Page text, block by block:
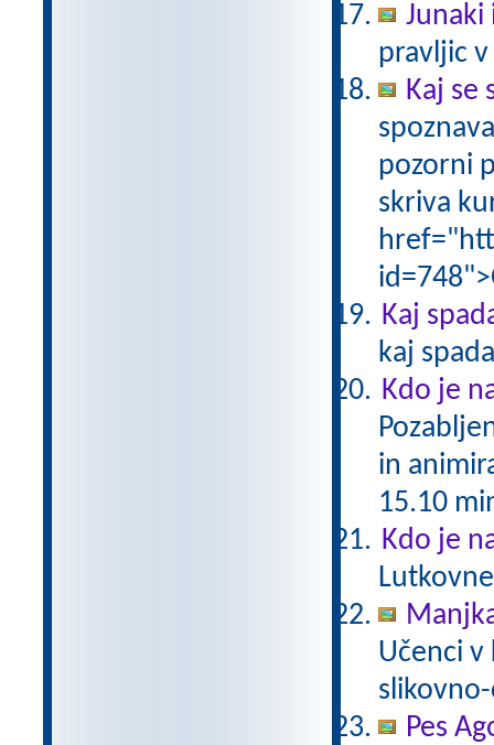
Junaki
pravljic
Kaj se
pozorni
skriva
Kaj
kaj
Kdo je
in
15.10
Kdo je
Učenci
Pes